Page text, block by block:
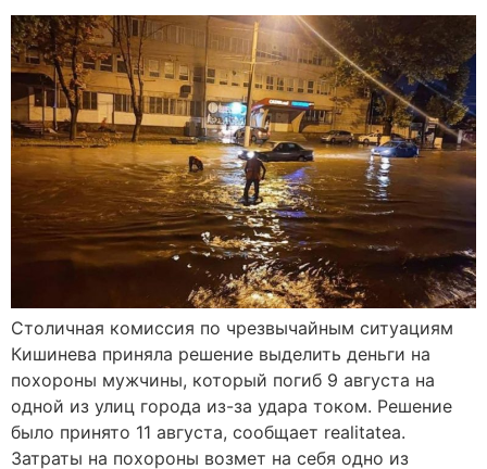
Столичная комиссия по чрезвычайным ситуациям
Кишинева приняла решение выделить деньги на
похороны мужчины, который погиб 9 августа на
одной из улиц города из-за удара током. Решение
было принято 11 августа, сообщает realitatea.
Затраты на похороны возмет на себя одно из